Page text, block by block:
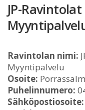
JP-Ravintolat
Ravintolan nimi:
Myyntipalvelu
Osoite:
Puhelinnumero:
Sähköpostiosoite: